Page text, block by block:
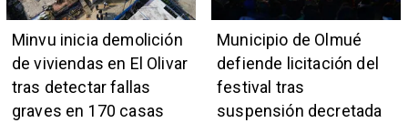
Minvu inicia demolición
de viviendas en El Olivar
tras detectar fallas
graves en 170 casas
Municipio de Olmué
defiende licitación del
festival tras
suspensión decretada